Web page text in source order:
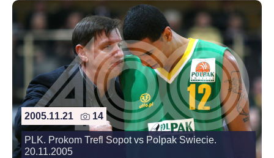
2005.11.21 14
PLK. Prokom Trefl Sopot vs Polpak Swiecie.
20.11.2005